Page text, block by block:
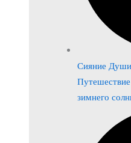
Сияние
зимнего